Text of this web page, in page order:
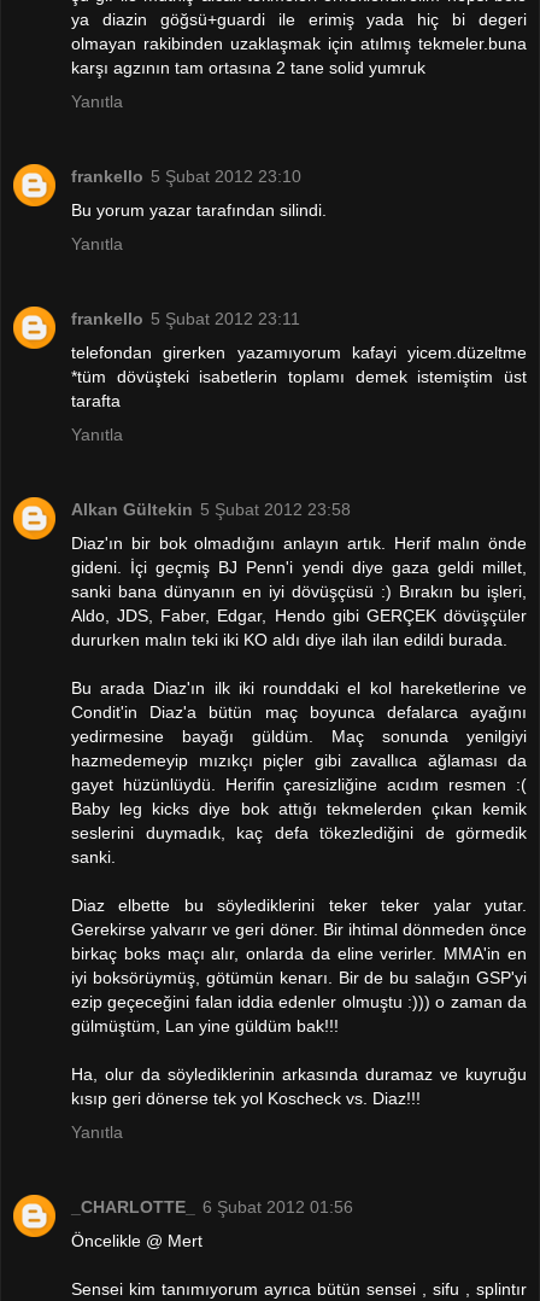
ya diazin göğsü+guardi ile erimiş yada hiç bi degeri
olmayan rakibinden uzaklaşmak için atılmış tekmeler.buna
karşı agzının tam ortasına 2 tane solid yumruk
Yanıtla
frankello 5 Şubat 2012 23:10
Bu yorum yazar tarafından silindi.
Yanıtla
frankello 5 Şubat 2012 23:11
telefondan girerken yazamıyorum kafayi yicem.düzeltme
*tüm dövüşteki isabetlerin toplamı demek istemiştim üst
tarafta
Yanıtla
Alkan Gültekin 5 Şubat 2012 23:58
Diaz'ın bir bok olmadığını anlayın artık. Herif malın önde
gideni. İçi geçmiş BJ Penn'i yendi diye gaza geldi millet,
sanki bana dünyanın en iyi dövüşçüsü :) Bırakın bu işleri,
Aldo, JDS, Faber, Edgar, Hendo gibi GERÇEK dövüşçüler
dururken malın teki iki KO aldı diye ilah ilan edildi burada.
Bu arada Diaz'ın ilk iki rounddaki el kol hareketlerine ve
Condit'in Diaz'a bütün maç boyunca defalarca ayağını
yedirmesine bayağı güldüm. Maç sonunda yenilgiyi
hazmedemeyip mızıkçı piçler gibi zavallıca ağlaması da
gayet hüzünlüydü. Herifin çaresizliğine acıdım resmen :(
Baby leg kicks diye bok attığı tekmelerden çıkan kemik
seslerini duymadık, kaç defa tökezlediğini de görmedik
sanki.
Diaz elbette bu söylediklerini teker teker yalar yutar.
Gerekirse yalvarır ve geri döner. Bir ihtimal dönmeden önce
birkaç boks maçı alır, onlarda da eline verirler. MMA'in en
iyi boksörüymüş, götümün kenarı. Bir de bu salağın GSP'yi
ezip geçeceğini falan iddia edenler olmuştu :))) o zaman da
gülmüştüm, Lan yine güldüm bak!!!
Ha, olur da söylediklerinin arkasında duramaz ve kuyruğu
kısıp geri dönerse tek yol Koscheck vs. Diaz!!!
Yanıtla
_CHARLOTTE_
6 Şubat 2012 01:56
Öncelikle @ Mert
Sensei kim tanımıyorum ayrıca bütün sensei , sifu , splintır